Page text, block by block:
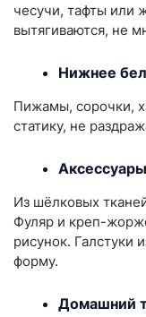
чесучи, тафты или
вытягиваются, не
Нижнее
Пижамы, сорочки,
статику, не
Аксессуары
Из шёлковых
Фуляр и креп-
рисунок. Галстуки
форму.
Домашний